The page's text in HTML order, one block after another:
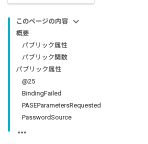
このページの内容
概要
パブリック属性
パブリック関数
パブリック属性
@25
BindingFailed
PASEParametersRequested
PasswordSource